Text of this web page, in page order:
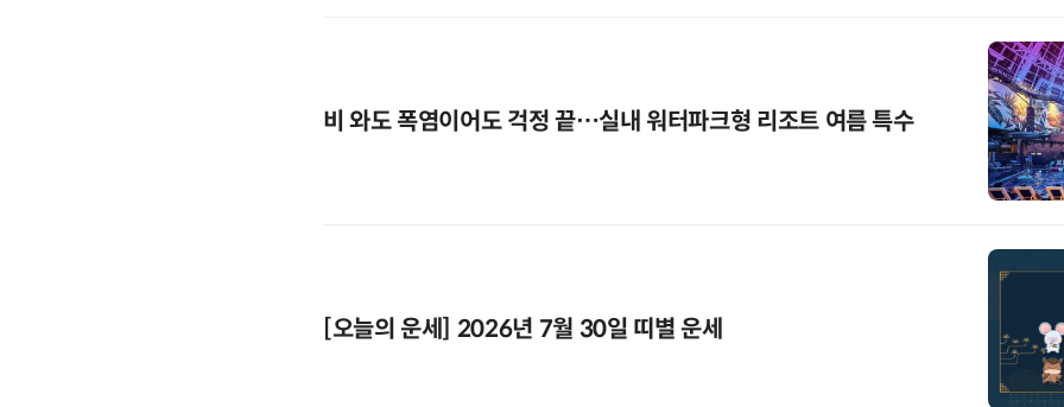
비 와도 폭염이어도 걱정 끝…실내 워터파크형 리조트 여름 특수
[오늘의 운세] 2026년 7월 30일 띠별 운세